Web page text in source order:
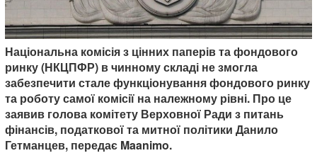
Національна комісія з цінних паперів та фондового
ринку (НКЦПФР) в чинному складі не змогла
забезпечити стале функціонування фондового ринку
та роботу самої комісії на належному рівні. Про це
заявив голова комітету Верховної Ради з питань
фінансів, податкової та митної політики Данило
Гетманцев, передає Maanimo.